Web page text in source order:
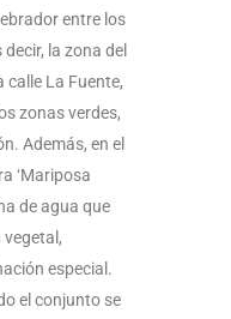
entre los
la zona del
calle La Fuente,
zonas verdes,
Además, en el
‘Mariposa
de agua que
especial.
el conjunto se